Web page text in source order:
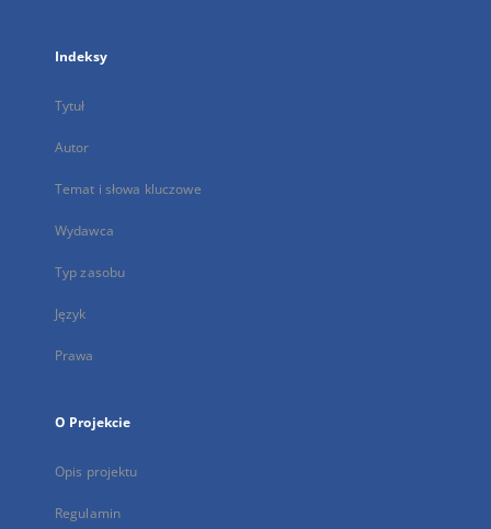
Indeksy
Tytuł
Autor
Temat i słowa kluczowe
Wydawca
Typ zasobu
Język
Prawa
O Projekcie
Opis projektu
Regulamin